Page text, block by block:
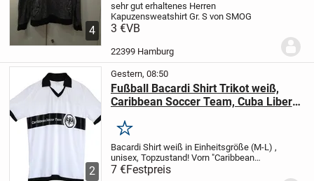
4
sehr gut erhaltenes Herren
KapuzensweatshirtGr. Svon SMOG
3 €VB
22399 Hamburg
2
Gestern, 08:50
Fußball Bacardi Shirt Trikot weiß,
Caribbean Soccer Team, Cuba Libero
Merken
Bacardi Shirt weiß in Einheitsgröße (M-L) ,
unisex, Topzustand! Vorn "Caribbean
Soccer Team" mit Fledermaus, hinten
"Cuba Libero 1862"
7 €Festpreis